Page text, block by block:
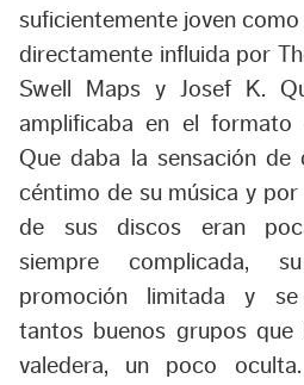
suficientemente joven
directamente influida por
Swell Maps y Josef K.
amplificaba en el formato
Que daba la sensación de
céntimo de su música y
de sus discos eran
siempre complicada,
promoción limitada y se
tantos buenos grupos que
valedera, un poco